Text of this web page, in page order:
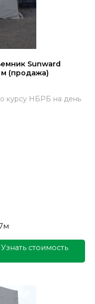
Sunward
м (продажа)
курсу НБРБ на день
Узнать стоимость